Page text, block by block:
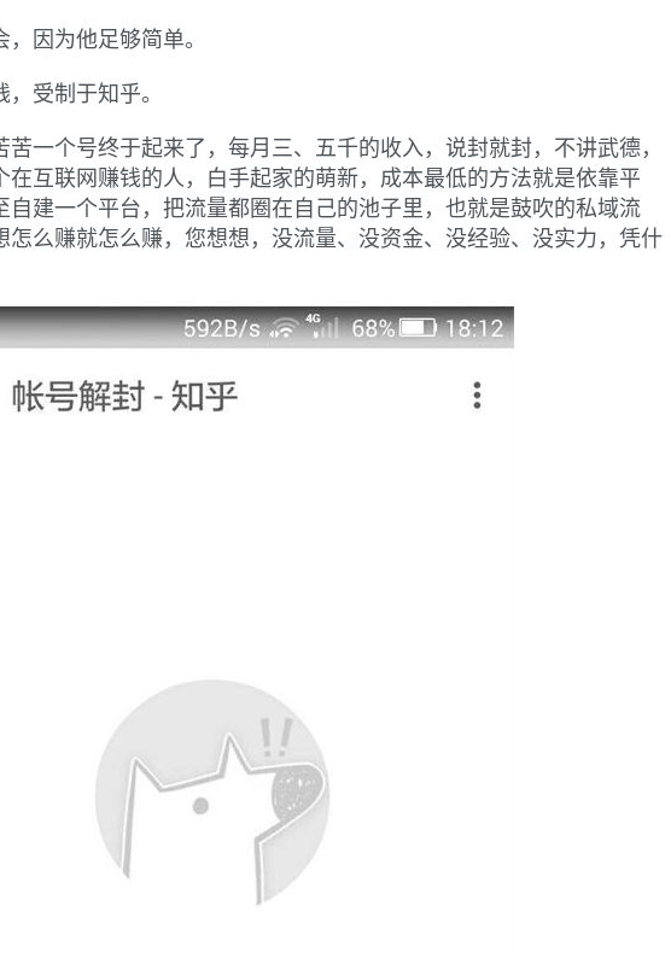
因为他足够简单。
受制于知乎。
一个号终于起来了，每月三、五千的收入，说封就封，不讲武德，
互联网赚钱的人，白手起家的萌新，成本最低的方法就是依靠平
自建一个平台，把流量都圈在自己的池子里，也就是鼓吹的私域流
怎么赚就怎么赚，您想想，没流量、没资金、没经验、没实力，凭什